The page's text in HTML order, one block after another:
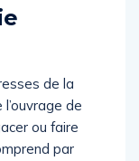
de la
de
ou faire
par